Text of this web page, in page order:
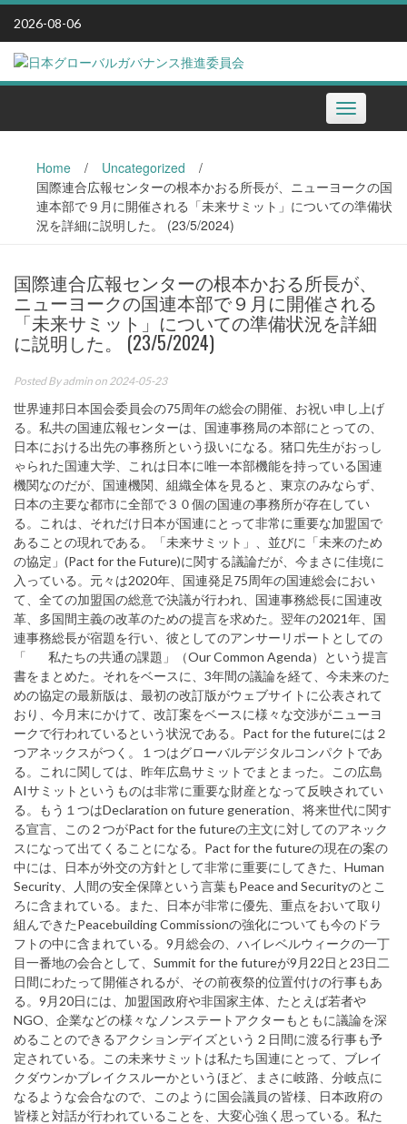
Skip
content
2026-08-06
Toggle
navigation
Home / Uncategorized
/
国際連合広報センターの根本かおる所長が、ニューヨークの国
連本部で９月に開催される「未来サミット」についての準備状
況を詳細に説明した。 (23/5/2024)
国際連合広報センターの根本かおる所長が、
ニューヨークの国連本部で９月に開催される
「未来サミット」についての準備状況を詳細
に説明した。 (23/5/2024)
Posted Byadmin on 2024-05-23
世界連邦日本国会委員会の75周年の総会の開催、お祝い申し上げ
る。私共の国連広報センターは、国連事務局の本部にとっての、
日本における出先の事務所という扱いになる。猪口先生がおっし
ゃられた国連大学、これは日本に唯一本部機能を持っている国連
機関なのだが、国連機関、組織全体を見ると、東京のみならず、
日本の主要な都市に全部で３０個の国連の事務所が存在してい
る。これは、それだけ日本が国連にとって非常に重要な加盟国で
あることの現れである。「未来サミット」、並びに「未来のため
の協定」(Pact for the Future)に関する議論だが、今まさに佳境に
入っている。元々は2020年、国連発足75周年の国連総会におい
て、全ての加盟国の総意で決議が行われ、国連事務総長に国連改
革、多国間主義の改革のための提言を求めた。翌年の2021年、国
連事務総長が宿題を行い、彼としてのアンサーリポートとしての
「 私たちの共通の課題」（Our Common Agenda）という提言
書をまとめた。それをベースに、3年間の議論を経て、今未来のた
めの協定の最新版は、最初の改訂版がウェブサイトに公表されて
おり、今月末にかけて、改訂案をベースに様々な交渉がニューヨ
ークで行われているという状況である。Pact for the futureには２
つアネックスがつく。１つはグローバルデジタルコンパクトであ
る。これに関しては、昨年広島サミットでまとまった。この広島
AIサミットというものは非常に重要な財産となって反映されてい
る。もう１つはDeclaration on future generation、将来世代に関す
る宣言、この２つがPact for the futureの主文に対してのアネック
スになって出てくることになる。Pact for the futureの現在の案の
中には、日本が外交の方針として非常に重要にしてきた、Human
Security、人間の安全保障という言葉もPeace and Securityのとこ
ろに含まれている。また、日本が非常に優先、重点をおいて取り
組んできたPeacebuilding Commissionの強化についても今のドラ
フトの中に含まれている。9月総会の、ハイレベルウィークの一丁
目一番地の会合として、Summit for the futureが9月22日と23日二
日間にわたって開催されるが、その前夜祭的位置付けの行事もあ
る。9月20日には、加盟国政府や非国家主体、たとえば若者や
NGO、企業などの様々なノンステートアクターもともに議論を深
めることのできるアクションデイズという２日間に渡る行事も予
定されている。この未来サミットは私たち国連にとって、ブレイ
クダウンかブレイクスルーかというほど、まさに岐路、分岐点に
なるような会合なので、このように国会議員の皆様、日本政府の
皆様と対話が行われていることを、大変心強く思っている。私た